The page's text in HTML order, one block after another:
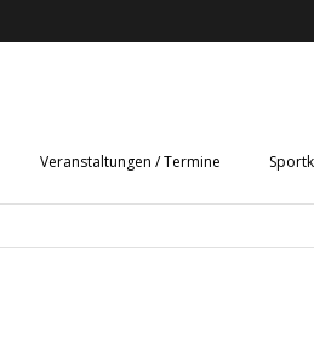
Veranstaltungen / Termine